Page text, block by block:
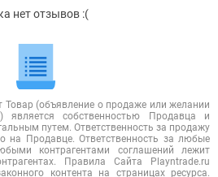
нет отзывов :(
(объявление о продаже или желании
является собственностью Продавца и
путем. Ответственность за продажу
на Продавце. Ответственность за любые
контрагентами соглашений лежит
Правила Сайта Playntrade.ru
контента на страницах ресурса.